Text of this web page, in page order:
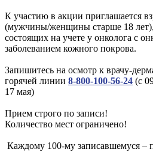
К участию в акции приглашается
(мужчины/женщины старше 18
состоящих на учете у онколога с
заболеванием кожного покрова.
Запишитесь на осмотр к врачу-
горячей линии 8-800-100-56-24 (с
17 мая)
Прием строго по записи!
Количество мест ограничено!
Каждому 100-му записавшемуся –